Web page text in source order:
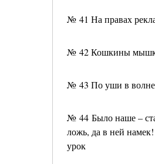
№ 41 На правах
№ 42 Кошкины
№ 43 По уши в волне
№ 44 Было наше –
ложь, да в ней
урок